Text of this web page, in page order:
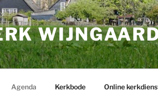
Agenda Kerkbode Online